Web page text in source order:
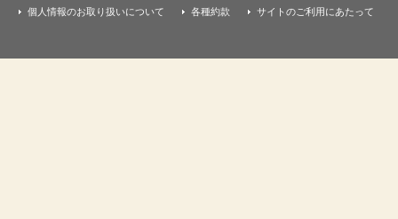
個人情報のお取り扱いについて 各種約款 サイトのご利用にあたって